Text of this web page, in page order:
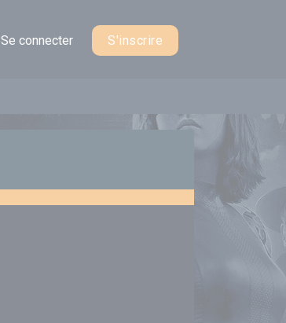
Se connecter S'inscrire